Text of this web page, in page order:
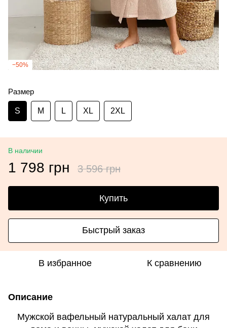
−50%
Размер
S M L XL 2XL
В наличии
1 798 грн 3 596 грн
Купить
Быстрый заказ
В избранное К сравнению
Описание
Мужской вафельный натуральный халат для